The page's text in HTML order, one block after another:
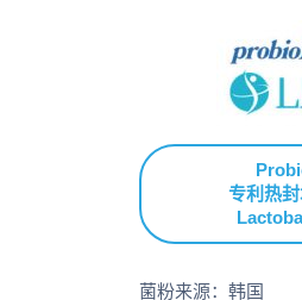
专利热封
菌粉来源：韩国